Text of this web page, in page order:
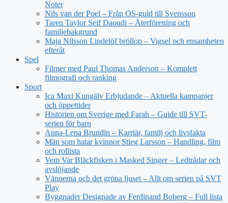
Noter
Nils van der Poel – Från OS-guld till Svensson
Tareq Taylor Seif Daoudi – Återförening och
familjebakgrund
Maja Nilsson Lindelöf bröllop – Vigsel och ensamheten
efteråt
Spel
Filmer med Paul Thomas Anderson – Komplett
filmografi och ranking
Sport
Ica Maxi Kungälv Erbjudande – Aktuella kampanjer
och öppettider
Historien om Sverige med Farah – Guide till SVT-
serien för barn
Anna-Lena Brundin – Karriär, familj och livsfakta
Män som hatar kvinnor Stieg Larsson – Handling, film
och rollista
Vem Var Bläckfisken i Masked Singer – Ledtrådar och
avslöjande
Vännerna och det gröna ljuset – Allt om serien på SVT
Play
Byggnader Designade av Ferdinand Boberg – Full lista